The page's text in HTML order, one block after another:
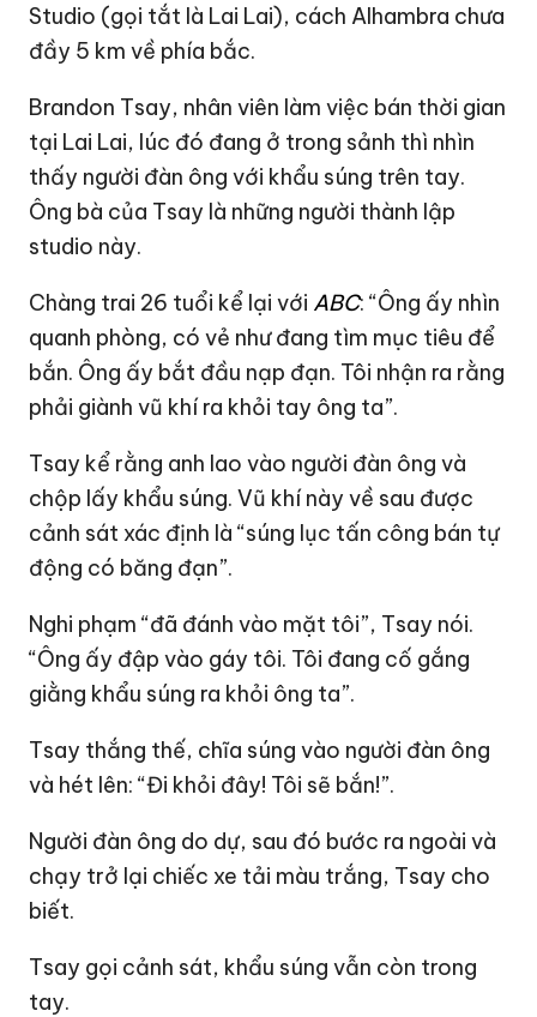
Studio (gọi tắt là Lai Lai), cách Alhambra chưa
đầy 5 km về phía bắc.
Brandon Tsay, nhân viên làm việc bán thời gian
tại Lai Lai, lúc đó đang ở trong sảnh thì nhìn
thấy người đàn ông với khẩu súng trên tay.
Ông bà của Tsay là những người thành lập
studio này.
Chàng trai 26 tuổi kể lại với ABC: “Ông ấy nhìn
quanh phòng, có vẻ như đang tìm mục tiêu để
bắn. Ông ấy bắt đầu nạp đạn. Tôi nhận ra rằng
phải giành vũ khí ra khỏi tay ông ta”.
Tsay kể rằng anh lao vào người đàn ông và
chộp lấy khẩu súng. Vũ khí này về sau được
cảnh sát xác định là “súng lục tấn công bán tự
động có băng đạn”.
Nghi phạm “đã đánh vào mặt tôi”, Tsay nói.
“Ông ấy đập vào gáy tôi. Tôi đang cố gắng
giằng khẩu súng ra khỏi ông ta”.
Tsay thắng thế, chĩa súng vào người đàn ông
và hét lên: “Đi khỏi đây! Tôi sẽ bắn!”.
Người đàn ông do dự, sau đó bước ra ngoài và
chạy trở lại chiếc xe tải màu trắng, Tsay cho
biết.
Tsay gọi cảnh sát, khẩu súng vẫn còn trong
tay.